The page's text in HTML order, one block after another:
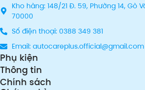
Kho hàng: 148/21 Đ. 59, Phường 14, Gò
70000
Số điện thoại: 0388 349 381
Email: autocareplus.official@gmail.com
Phụ kiện
Thông tin
Chính sách